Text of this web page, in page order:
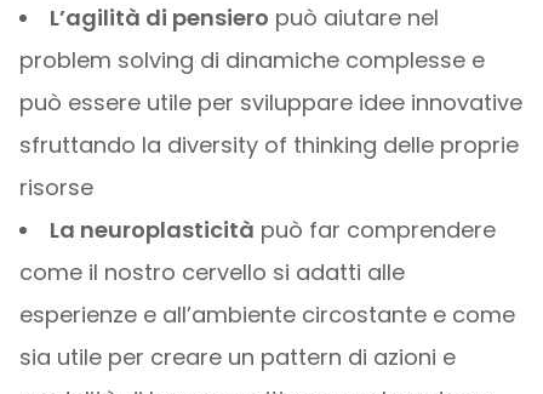
L’agilità di pensiero può aiutare nel
problem solving di dinamiche complesse e
può essere utile per sviluppare idee innovative
sfruttando la diversity of thinking delle proprie
risorse
La neuroplasticità può far comprendere
come il nostro cervello si adatti alle
esperienze e all’ambiente circostante e come
sia utile per creare un pattern di azioni e